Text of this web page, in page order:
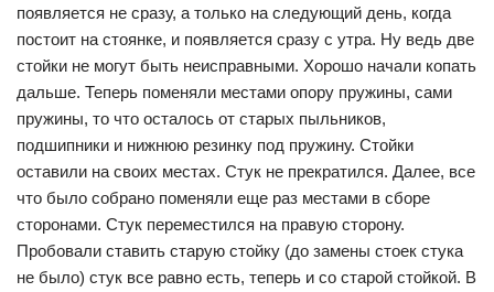
появляется не сразу, а только на следующий день, когда
постоит на стоянке, и появляется сразу с утра. Ну ведь две
стойки не могут быть неисправными. Хорошо начали копать
дальше. Теперь поменяли местами опору пружины, сами
пружины, то что осталось от старых пыльников,
подшипники и нижнюю резинку под пружину. Стойки
оставили на своих местах. Стук не прекратился. Далее, все
что было собрано поменяли еще раз местами в сборе
сторонами. Стук переместился на правую сторону.
Пробовали ставить старую стойку (до замены стоек стука
не было) стук все равно есть, теперь и со старой стойкой. В